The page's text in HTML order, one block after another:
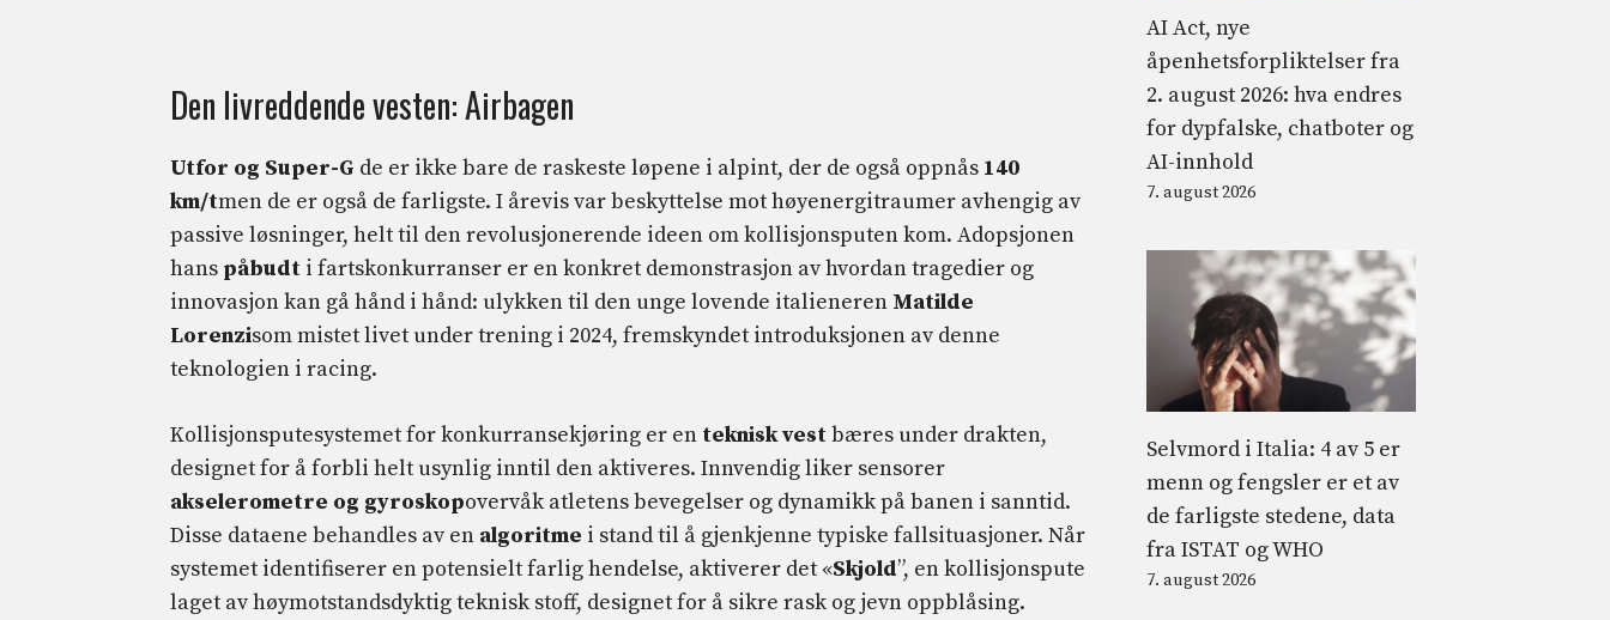
Den livreddende vesten: Airbagen
Utfor og Super-G de er ikke bare de raskeste løpene i alpint, der de også oppnås 140
km/tmen de er også de farligste. I årevis var beskyttelse mot høyenergitraumer avhengig av
passive løsninger, helt til den revolusjonerende ideen om kollisjonsputen kom. Adopsjonen
hans påbudt i fartskonkurranser er en konkret demonstrasjon av hvordan tragedier og
innovasjon kan gå hånd i hånd: ulykken til den unge lovende italieneren Matilde
Lorenzisom mistet livet under trening i 2024, fremskyndet introduksjonen av denne
teknologien i racing.
Kollisjonsputesystemet for konkurransekjøring er en teknisk vestbæres under drakten,
designet for å forbli helt usynlig inntil den aktiveres. Innvendig liker sensorer
akselerometre og gyroskopovervåk atletens bevegelser og dynamikk på banen i sanntid.
Disse dataene behandles av en algoritme i stand til å gjenkjenne typiske fallsituasjoner. Når
systemet identifiserer en potensielt farlig hendelse, aktiverer det «Skjold”, en kollisjonspute
laget av høymotstandsdyktig teknisk stoff, designet for å sikre rask og jevn oppblåsing.
AI Act, nye
åpenhetsforpliktelser fra
2. august 2026: hva endres
for dypfalske, chatboter og
AI-innhold
7. august 2026
Selvmord i Italia: 4 av 5 er
menn og fengsler er et av
de farligste stedene, data
fra ISTAT og WHO
7. august 2026